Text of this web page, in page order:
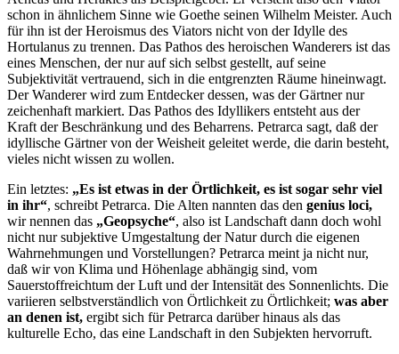
schon in ähnlichem Sinne wie Goethe seinen Wilhelm Meister. Auch
für ihn ist der Heroismus des Viators nicht von der Idylle des
Hortulanus zu trennen. Das Pathos des heroischen Wanderers ist das
eines Menschen, der nur auf sich selbst gestellt, auf seine
Subjektivität vertrauend, sich in die entgrenzten Räume hineinwagt.
Der Wanderer wird zum Entdecker dessen, was der Gärtner nur
zeichenhaft markiert. Das Pathos des Idyllikers entsteht aus der
Kraft der Beschränkung und des Beharrens. Petrarca sagt, daß der
idyllische Gärtner von der Weisheit geleitet werde, die darin besteht,
vieles nicht wissen zu wollen.
Ein letztes: „Es ist etwas in der Örtlichkeit, es ist sogar sehr viel
in ihr“, schreibt Petrarca. Die Alten nannten das den genius loci,
wir nennen das „Geopsyche“, also ist Landschaft dann doch wohl
nicht nur subjektive Umgestaltung der Natur durch die eigenen
Wahrnehmungen und Vorstellungen? Petrarca meint ja nicht nur,
daß wir von Klima und Höhenlage abhängig sind, vom
Sauerstoffreichtum der Luft und der Intensität des Sonnenlichts. Die
variieren selbstverständlich von Örtlichkeit zu Örtlichkeit; was aber
an denen ist, ergibt sich für Petrarca darüber hinaus als das
kulturelle Echo, das eine Landschaft in den Subjekten hervorruft.